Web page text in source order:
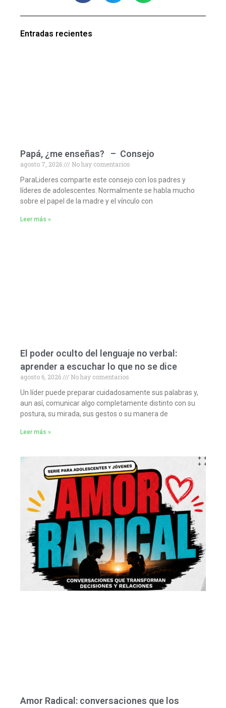
Entradas recientes
Papá, ¿me enseñas? – Consejo
agosto 7, 2026
No hay comentarios
ParaLideres comparte este consejo con los padres y
líderes de adolescentes. Normalmente se habla mucho
sobre el papel de la madre y el vínculo con
Leer más »
El poder oculto del lenguaje no verbal:
aprender a escuchar lo que no se dice
agosto 6, 2026
No hay comentarios
Un líder puede preparar cuidadosamente sus palabras y,
aun así, comunicar algo completamente distinto con su
postura, su mirada, sus gestos o su manera de
Leer más »
Amor Radical: conversaciones que los